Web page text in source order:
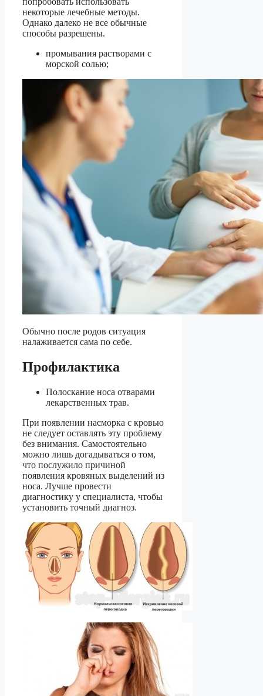
некоторые лечебные методы.
Однако далеко не все обычные
способы разрешены.
промывания растворами с
морской солью;
Обычно после родов ситуация
налаживается сама по себе.
Профилактика
Полоскание носа отварами
лекарственных трав.
При появлении насморка с кровью
не следует оставлять эту проблему
без внимания. Самостоятельно
можно лишь догадываться о том,
что послужило причиной
появления кровяных выделений из
носа. Лучше провести
диагностику у специалиста, чтобы
установить точный диагноз.